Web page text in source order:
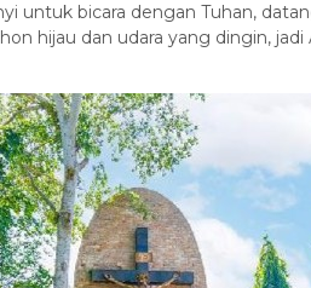
untuk bicara dengan Tuhan,
hijau dan udara yang dingin, jadi